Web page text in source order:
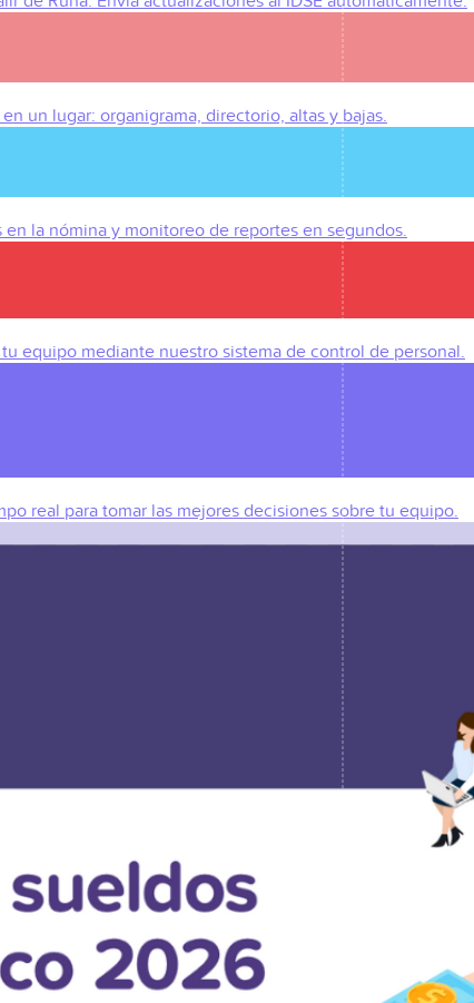
un lugar: organigrama, directorio, altas y bajas.
la nómina y monitoreo de reportes en segundos.
equipo mediante nuestro sistema de control de personal.
real para tomar las mejores decisiones sobre tu equipo.